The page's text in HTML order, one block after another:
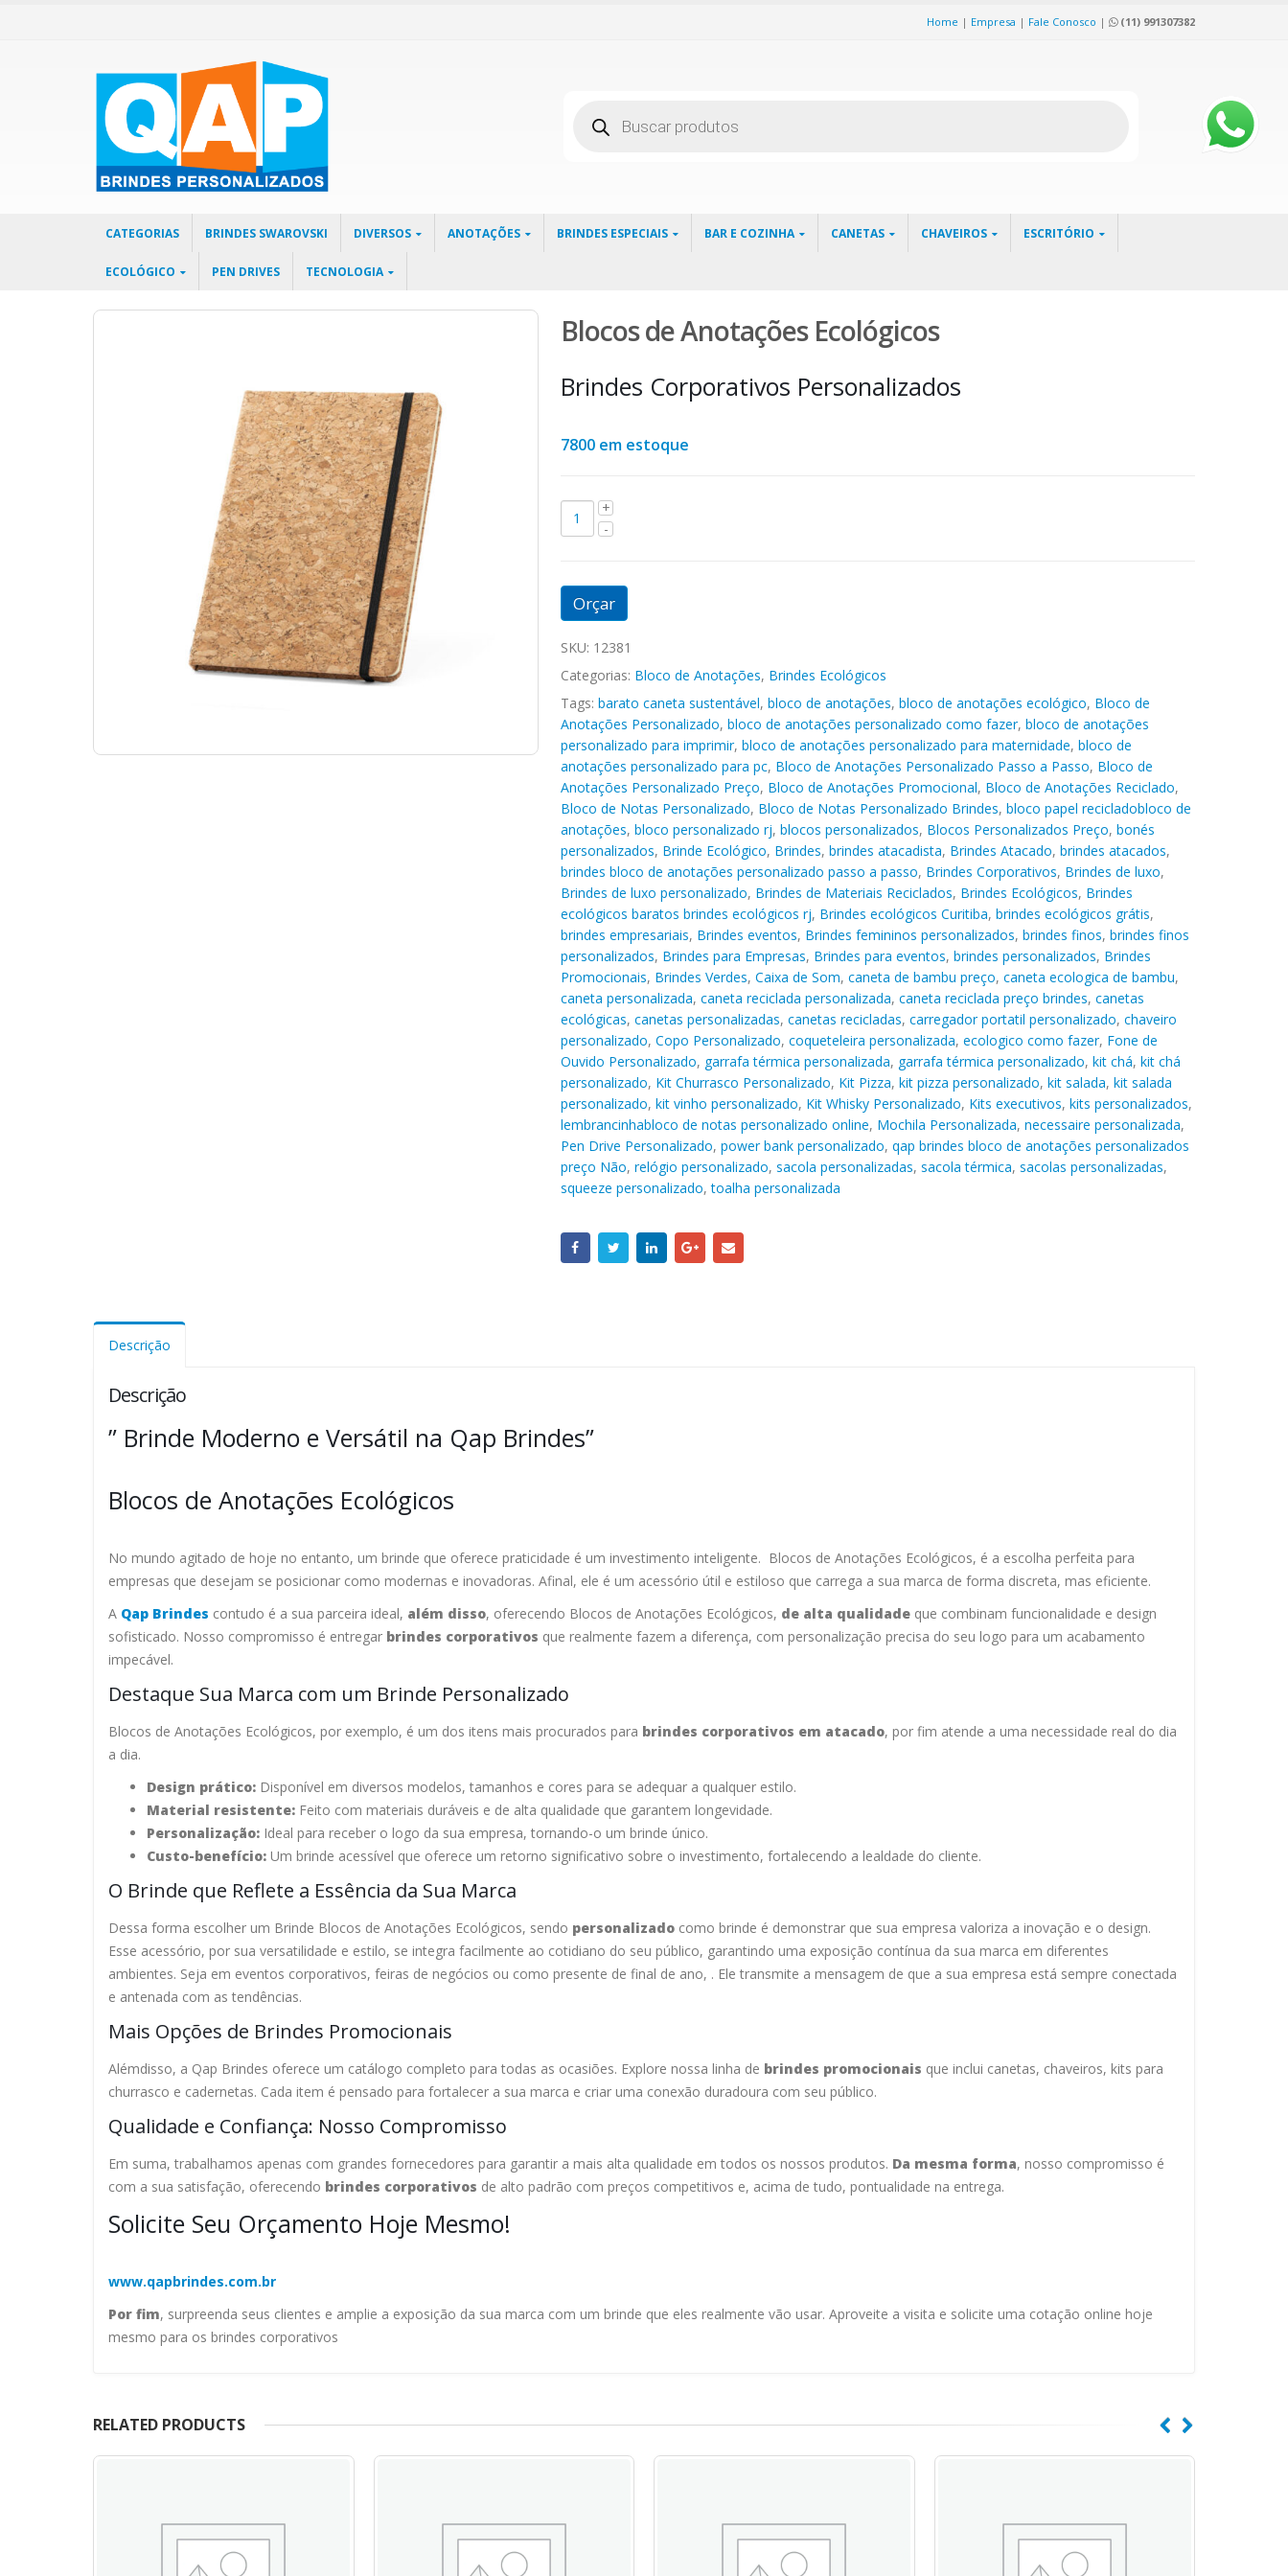
Home | Empresa | Fale Conosco | (11) 991307382
produtos
CATEGORIAS BRINDES SWAROVSKI DIVERSOS ANOTAÇÕES BRINDES ESPECIAIS BAR E COZINHA CANETAS CHAVEIROS ESCRITÓRIO
ECOLÓGICO PEN DRIVES TECNOLOGIA
Blocos de Anotações Ecológicos
Brindes Corporativos Personalizados
7800 em estoque
Orçar
SKU: 12381
Categorias: Bloco de Anotações, Brindes Ecológicos
Tags: barato caneta sustentável, bloco de anotações, bloco de anotações ecológico, Bloco de
Anotações Personalizado, bloco de anotações personalizado como fazer, bloco de anotações
personalizado para imprimir, bloco de anotações personalizado para maternidade, bloco de
anotações personalizado para pc, Bloco de Anotações Personalizado Passo a Passo, Bloco de
Anotações Personalizado Preço, Bloco de Anotações Promocional, Bloco de Anotações Reciclado,
Bloco de Notas Personalizado, Bloco de Notas Personalizado Brindes, bloco papel recicladobloco de
anotações, bloco personalizado rj, blocos personalizados, Blocos Personalizados Preço, bonés
personalizados, Brinde Ecológico, Brindes, brindes atacadista, Brindes Atacado, brindes atacados,
brindes bloco de anotações personalizado passo a passo, Brindes Corporativos, Brindes de luxo,
Brindes de luxo personalizado, Brindes de Materiais Reciclados, Brindes Ecológicos, Brindes
ecológicos baratos brindes ecológicos rj, Brindes ecológicos Curitiba, brindes ecológicos grátis,
brindes empresariais, Brindes eventos, Brindes femininos personalizados, brindes finos, brindes finos
personalizados, Brindes para Empresas, Brindes para eventos, brindes personalizados, Brindes
Promocionais, Brindes Verdes, Caixa de Som, caneta de bambu preço, caneta ecologica de bambu,
caneta personalizada, caneta reciclada personalizada, caneta reciclada preço brindes, canetas
ecológicas, canetas personalizadas, canetas recicladas, carregador portatil personalizado, chaveiro
personalizado, Copo Personalizado, coqueteleira personalizada, ecologico como fazer, Fone de
Ouvido Personalizado, garrafa térmica personalizada, garrafa térmica personalizado, kit chá, kit chá
personalizado, Kit Churrasco Personalizado, Kit Pizza, kit pizza personalizado, kit salada, kit salada
personalizado, kit vinho personalizado, Kit Whisky Personalizado, Kits executivos, kits personalizados,
lembrancinhabloco de notas personalizado online, Mochila Personalizada, necessaire personalizada,
Pen Drive Personalizado, power bank personalizado, qap brindes bloco de anotações personalizados
preço Não, relógio personalizado, sacola personalizadas, sacola térmica, sacolas personalizadas,
squeeze personalizado,toalha personalizada
Descrição
Descrição
” Brinde Moderno e Versátil na Qap Brindes”
Blocos de Anotações Ecológicos
No mundo agitado de hoje no entanto, um brinde que oferece praticidade é um investimento inteligente. Blocos de Anotações Ecológicos, é a escolha perfeita para
empresas que desejam se posicionar como modernas e inovadoras. Afinal, ele é um acessório útil e estiloso que carrega a sua marca de forma discreta, mas eficiente.
A Qap Brindes contudo é a sua parceira ideal, além disso, oferecendo Blocos de Anotações Ecológicos, de alta qualidade que combinam funcionalidade e design
sofisticado. Nosso compromisso é entregar brindes corporativos que realmente fazem a diferença, com personalização precisa do seu logo para um acabamento
impecável.
Destaque Sua Marca com um Brinde Personalizado
Blocos de Anotações Ecológicos, por exemplo, é um dos itens mais procurados para brindes corporativos em atacado, por fim atende a uma necessidade real do dia
a dia.
Design prático: Disponível em diversos modelos, tamanhos e cores para se adequar a qualquer estilo.
Material resistente: Feito com materiais duráveis e de alta qualidade que garantem longevidade.
Personalização: Ideal para receber o logo da sua empresa, tornando-o um brinde único.
Custo-benefício: Um brinde acessível que oferece um retorno significativo sobre o investimento, fortalecendo a lealdade do cliente.
O Brinde que Reflete a Essência da Sua Marca
Dessa forma escolher um Brinde Blocos de Anotações Ecológicos, sendo personalizado como brinde é demonstrar que sua empresa valoriza a inovação e o design.
Esse acessório, por sua versatilidade e estilo, se integra facilmente ao cotidiano do seu público, garantindo uma exposição contínua da sua marca em diferentes
ambientes. Seja em eventos corporativos, feiras de negócios ou como presente de final de ano, . Ele transmite a mensagem de que a sua empresa está sempre conectada
e antenada com as tendências.
Mais Opções de Brindes Promocionais
Alémdisso, a Qap Brindes oferece um catálogo completo para todas as ocasiões. Explore nossa linha de brindes promocionais que inclui canetas, chaveiros, kits para
churrasco e cadernetas. Cada item é pensado para fortalecer a sua marca e criar uma conexão duradoura com seu público.
Qualidade e Confiança: Nosso Compromisso
Em suma, trabalhamos apenas com grandes fornecedores para garantir a mais alta qualidade em todos os nossos produtos. Da mesma forma, nosso compromisso é
com a sua satisfação, oferecendo brindes corporativos de alto padrão com preços competitivos e, acima de tudo, pontualidade na entrega.
Solicite Seu Orçamento Hoje Mesmo!
www.qapbrindes.com.br
Por fim, surpreenda seus clientes e amplie a exposição da sua marca com um brinde que eles realmente vão usar. Aproveite a visita e solicite uma cotação online hoje
mesmo para os brindes corporativos
RELATED PRODUCTS